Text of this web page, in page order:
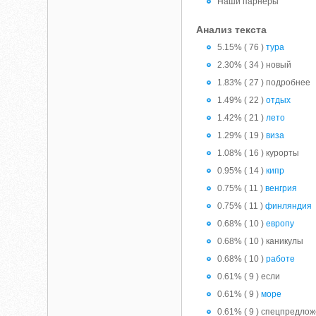
Анализ текста
5.15% ( 76 )тура
2.30% ( 34 ) новый
1.83% ( 27 ) подробнее
1.49% ( 22 )отдых
1.42% ( 21 )лето
1.29% ( 19 )виза
1.08% ( 16 ) курорты
0.95% ( 14 )кипр
0.75% ( 11 )венгрия
0.75% ( 11 )финляндия
0.68% ( 10 )европу
0.68% ( 10 ) каникулы
0.68% ( 10 )работе
0.61% ( 9 ) если
0.61% ( 9 )море
0.61% ( 9 )